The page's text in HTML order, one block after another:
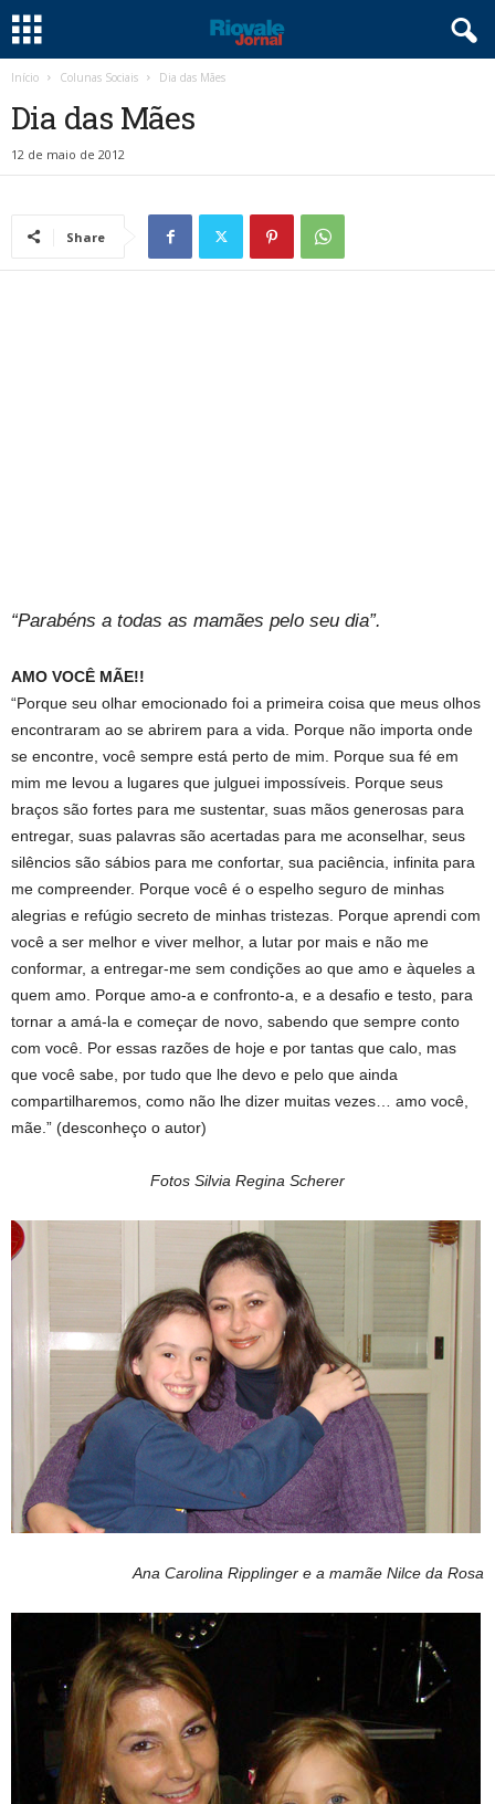
Início Colunas Sociais Dia das Mães
Dia das Mães
12 de maio de 2012
Share
“Parabéns a todas as mamães pelo seu dia”.
AMO VOCÊ MÃE!!
“Porque seu olhar emocionado foi a primeira coisa que meus olhos
encontraram ao se abrirem para a vida. Porque não importa onde
se encontre, você sempre está perto de mim. Porque sua fé em
mim me levou a lugares que julguei impossíveis. Porque seus
braços são fortes para me sustentar, suas mãos generosas para
entregar, suas palavras são acertadas para me aconselhar, seus
silêncios são sábios para me confortar, sua paciência, infinita para
me compreender. Porque você é o espelho seguro de minhas
alegrias e refúgio secreto de minhas tristezas. Porque aprendi com
você a ser melhor e viver melhor, a lutar por mais e não me
conformar, a entregar-me sem condições ao que amo e àqueles a
quem amo. Porque amo-a e confronto-a, e a desafio e testo, para
tornar a amá-la e começar de novo, sabendo que sempre conto
com você. Por essas razões de hoje e por tantas que calo, mas
que você sabe, por tudo que lhe devo e pelo que ainda
compartilharemos, como não lhe dizer muitas vezes… amo você,
mãe.” (desconheço o autor)
Fotos Silvia Regina Scherer
Ana Carolina Ripplinger e a mamãe Nilce da Rosa